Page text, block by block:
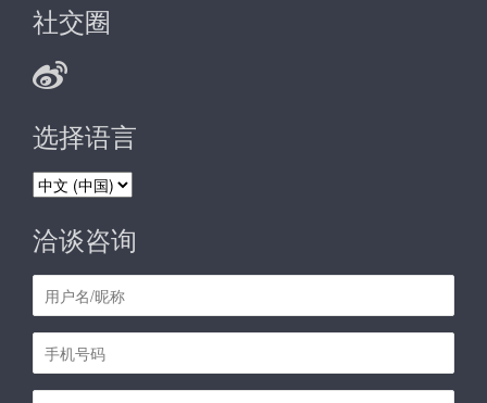
社交圈
选择语言
选
语
言
洽谈咨询